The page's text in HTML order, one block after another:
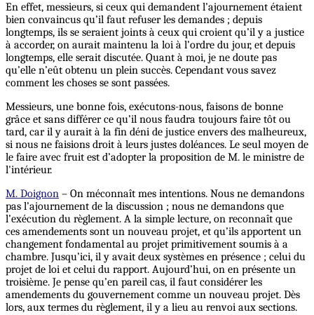
En effet, messieurs, si ceux qui demandent l’ajournement étaient
bien convaincus qu’il faut refuser les demandes ; depuis
longtemps, ils se seraient joints à ceux qui croient qu’il y a justice
à accorder, on aurait maintenu la loi à l’ordre du jour, et depuis
longtemps, elle serait discutée. Quant à moi, je ne doute pas
qu’elle n’eût obtenu un plein succès. Cependant vous savez
comment les choses se sont passées.
Messieurs, une bonne fois, exécutons-nous, faisons de bonne
grâce et sans différer ce qu’il nous faudra toujours faire tôt ou
tard, car il y aurait à la fin déni de justice envers des malheureux,
si nous ne faisions droit à leurs justes doléances. Le seul moyen de
le faire avec fruit est d’adopter la proposition de M. le ministre de
l'intérieur.
M. Doignon – On méconnaît mes intentions. Nous ne demandons
pas l’ajournement de la discussion ; nous ne demandons que
l’exécution du règlement. A la simple lecture, on reconnaît que
ces amendements sont un nouveau projet, et qu’ils apportent un
changement fondamental au projet primitivement soumis à a
chambre. Jusqu’ici, il y avait deux systèmes en présence ; celui du
projet de loi et celui du rapport. Aujourd’hui, on en présente un
troisième. Je pense qu’en pareil cas, il faut considérer les
amendements du gouvernement comme un nouveau projet. Dès
lors, aux termes du règlement, il y a lieu au renvoi aux sections.